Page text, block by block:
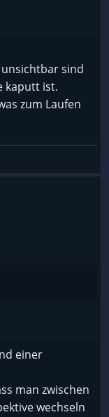
sind
kaputt ist.
zum Laufen
einer
man zwischen
wechseln